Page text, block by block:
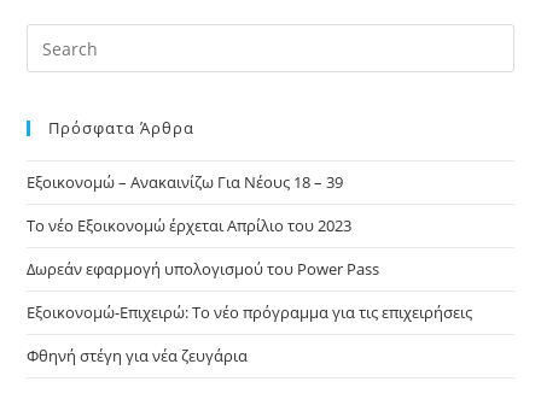
Πρόσφατα Άρθρα
Εξοικονομώ – Ανακαινίζω Για Νέους 18 – 39
Το νέο Εξοικονομώ έρχεται Απρίλιο του 2023
Δωρεάν εφαρμογή υπολογισμού του Power Pass
Εξοικονομώ-Επιχειρώ: Το νέο πρόγραμμα για τις επιχειρήσεις
Φθηνή στέγη για νέα ζευγάρια